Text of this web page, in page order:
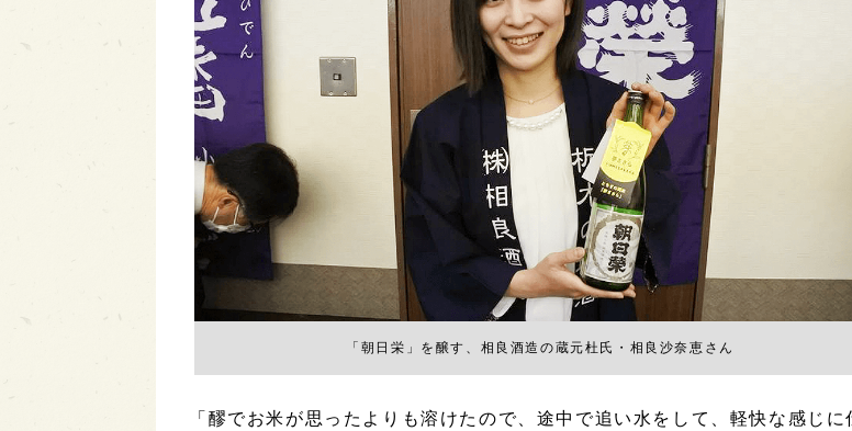
「朝日栄」を醸す、相良酒造の蔵元杜氏・相良沙奈恵さん
「醪でお米が思ったよりも溶けたので、途中で追い水をして、軽快な感じに